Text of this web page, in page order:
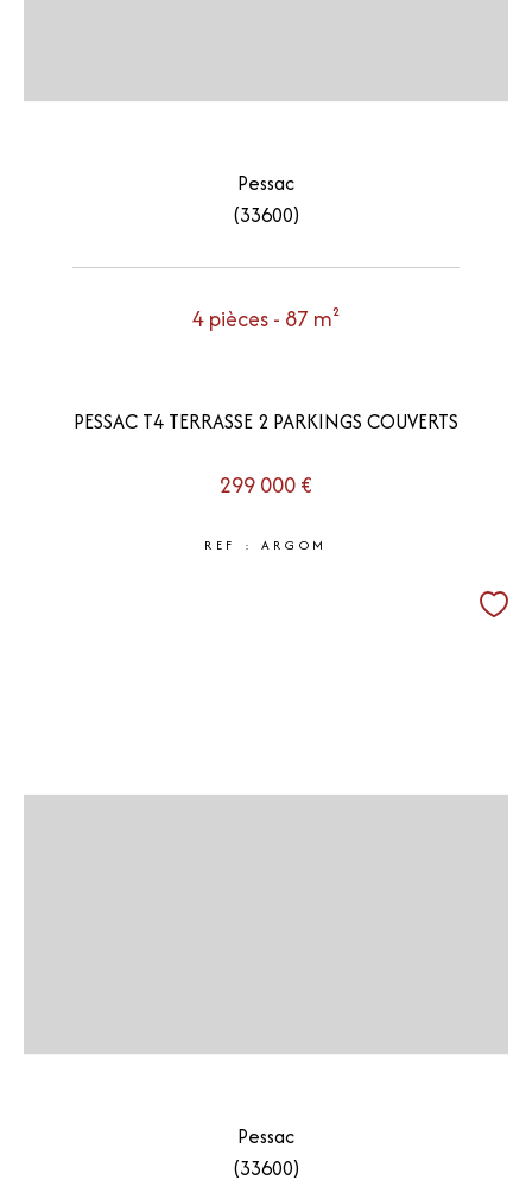
Pessac
(33600)
4 pièces - 87 m²
PESSAC T4 TERRASSE 2 PARKINGS COUVERTS
299 000 €
REF : ARGOM
Pessac
(33600)